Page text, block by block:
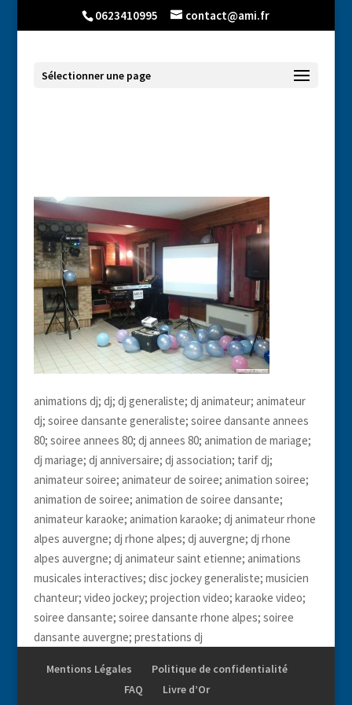
0623410995 contact@ami.fr
Sélectionner une page
animations dj; dj; dj generaliste; dj animateur; animateur
dj; soiree dansante generaliste; soiree dansante annees
80; soiree annees 80; dj annees 80; animation de mariage;
dj mariage; dj anniversaire; dj association; tarif dj;
animateur soiree; animateur de soiree; animation soiree;
animation de soiree; animation de soiree dansante;
animateur karaoke; animation karaoke; dj animateur rhone
alpes auvergne; dj rhone alpes; dj auvergne; dj rhone
alpes auvergne; dj animateur saint etienne; animations
musicales interactives; disc jockey generaliste; musicien
chanteur; video jockey; projection video; karaoke video;
soiree dansante; soiree dansante rhone alpes; soiree
dansante auvergne; prestations dj
Mentions Légales
Politique de confidentialité
FAQ
Livre d’Or